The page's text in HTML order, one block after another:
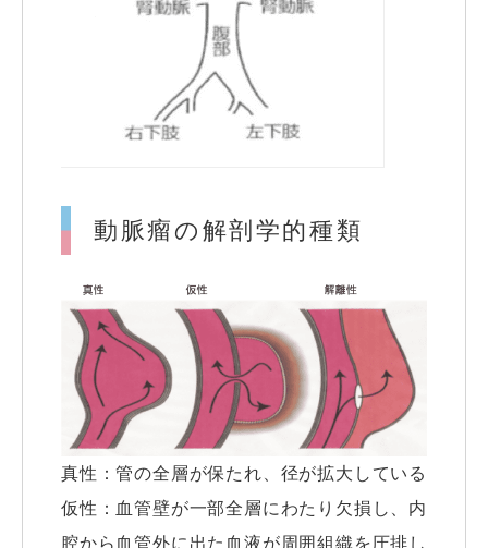
動脈瘤の解剖学的種類
真性：管の全層が保たれ、径が拡大している
仮性：血管壁が一部全層にわたり欠損し、内
腔から血管外に出た血液が周囲組織を圧排し